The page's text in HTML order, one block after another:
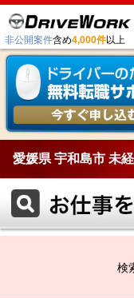
非公開案件含め4,000件以上
愛媛県 宇和島市 未
検